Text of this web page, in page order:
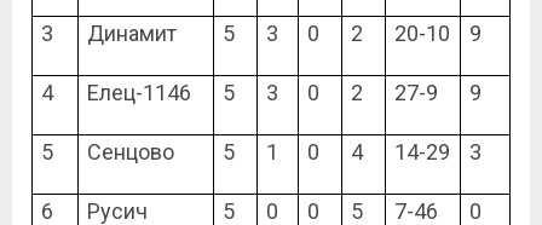
3 Динамит 5 3 0 2 20-10 9
4 Елец-1146 5 3 0 2 27-9 9
5 Сенцово 5 1 0 4 14-29 3
6 Русич 5 0 0 5 7-46 0